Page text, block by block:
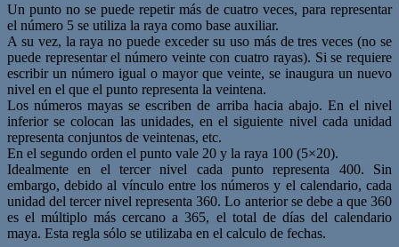
Un punto no se puede repetir más de cuatro veces, para representar
el número 5 se utiliza la raya como base auxiliar.
A su vez, la raya no puede exceder su uso más de tres veces (no se
puede representar el número veinte con cuatro rayas). Si se requiere
escribir un número igual o mayor que veinte, se inaugura un nuevo
nivel en el que el punto representa la veintena.
Los números mayas se escriben de arriba hacia abajo. En el nivel
inferior se colocan las unidades, en el siguiente nivel cada unidad
representa conjuntos de veintenas, etc.
En el segundo orden el punto vale 20 y la raya 100 (5×20).
Idealmente en el tercer nivel cada punto representa 400. Sin
embargo, debido al vínculo entre los números y el calendario, cada
unidad del tercer nivel representa 360. Lo anterior se debe a que 360
es el múltiplo más cercano a 365, el total de días del calendario
maya. Esta regla sólo se utilizaba en el calculo de fechas.